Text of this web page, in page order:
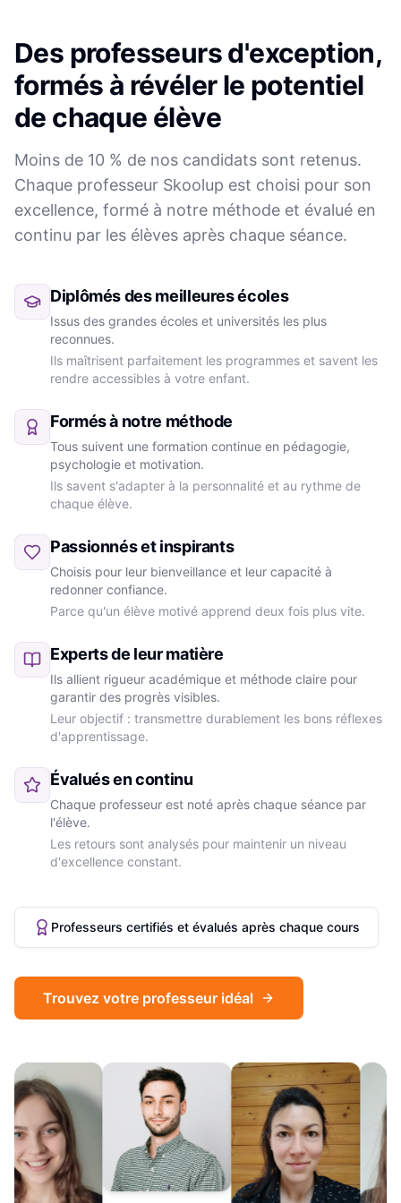
Des professeurs d'exception,
formés à révéler le potentiel
de chaque élève
Moins de 10 % de nos candidats sont retenus.
Chaque professeur Skoolup est choisi pour son
excellence, formé à notre méthode et évalué en
continu par les élèves après chaque séance.
Diplômés des meilleures écoles
Issus des grandes écoles et universités les plus
reconnues.
Ils maîtrisent parfaitement les programmes et savent les
rendre accessibles à votre enfant.
Formés à notre méthode
Tous suivent une formation continue en pédagogie,
psychologie et motivation.
Ils savent s'adapter à la personnalité et au rythme de
chaque élève.
Passionnés et inspirants
Choisis pour leur bienveillance et leur capacité à
redonner confiance.
Parce qu'un élève motivé apprend deux fois plus vite.
Experts de leur matière
Ils allient rigueur académique et méthode claire pour
garantir des progrès visibles.
Leur objectif : transmettre durablement les bons réflexes
d'apprentissage.
Évalués en continu
Chaque professeur est noté après chaque séance par
l'élève.
Les retours sont analysés pour maintenir un niveau
d'excellence constant.
Professeurs certifiés et évalués après chaque cours
Trouvez votre professeur idéal